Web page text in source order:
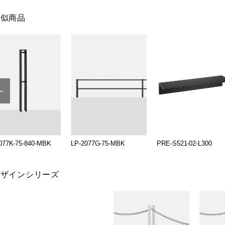
商品
75-840-MBK LP-2077G-75-MBK PRE-S521-02-L300
インシリーズ